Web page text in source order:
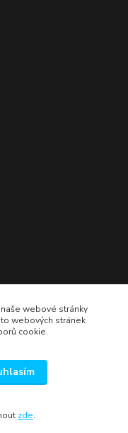
webové stránky
webových stránek
cookie.
zde.